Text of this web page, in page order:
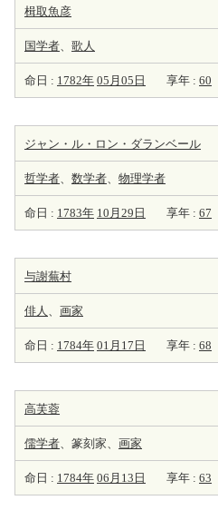
楫取魚彦
国学者、 歌人
命日 : 1782年 05月05日 享年 : 60
ジャン・ル・ロン・ダランベール
哲学者、 数学者、 物理学者
命日 : 1783年 10月29日 享年 : 67
与謝蕪村
俳人 、 画家
命日 : 1784年 01月17日 享年 : 68
高芙蓉
儒学者、篆刻家、 画家
命日 : 1784年 06月13日 享年 : 63